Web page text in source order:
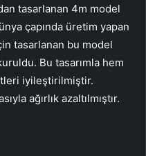
tasarlanan 4m model
çapında üretim yapan
tasarlanan bu model
Bu tasarımla hem
iyileştirilmiştir.
ağırlık azaltılmıştır.